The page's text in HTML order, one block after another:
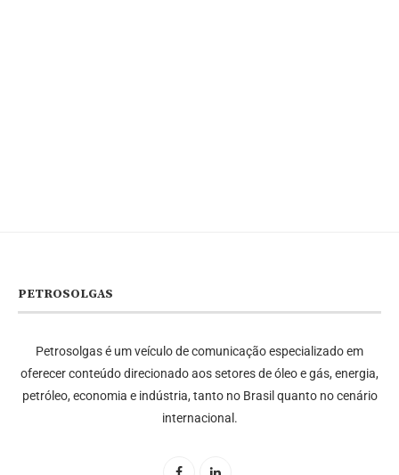
PETROSOLGAS
Petrosolgas é um veículo de comunicação especializado em
oferecer conteúdo direcionado aos setores de óleo e gás, energia,
petróleo, economia e indústria, tanto no Brasil quanto no cenário
internacional.